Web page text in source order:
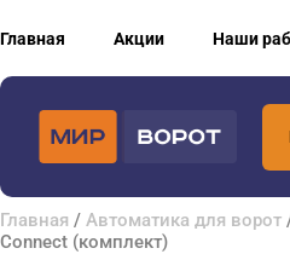
Главная Акции Наши
Главная / Автоматика для ворот
Connect (комплект)